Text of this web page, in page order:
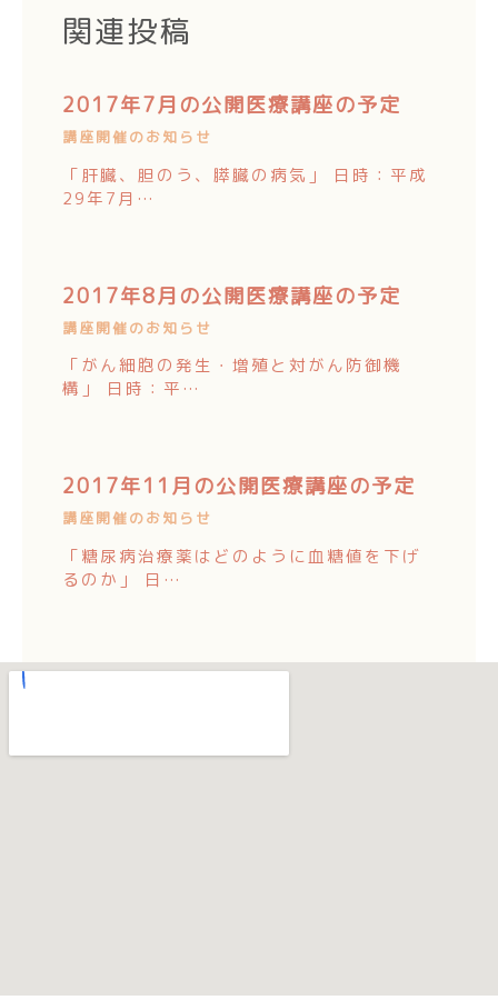
関連投稿
2017年7月の公開医療講座の予定
講座開催のお知らせ
「肝臓、胆のう、膵臓の病気」 日時：平成
29年7月…
2017年8月の公開医療講座の予定
講座開催のお知らせ
「がん細胞の発生・増殖と対がん防御機
構」 日時：平…
2017年11月の公開医療講座の予定
講座開催のお知らせ
「糖尿病治療薬はどのように血糖値を下げ
るのか」 日…